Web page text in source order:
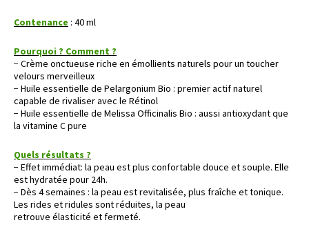
Contenance : 40 ml
Pourquoi ? Comment ?
− Crème onctueuse riche en émollients naturels pour un toucher
velours merveilleux
− Huile essentielle de Pelargonium Bio : premier actif naturel
capable de rivaliser avec le Rétinol
− Huile essentielle de Melissa Officinalis Bio : aussi antioxydant que
la vitamine C pure
Quels résultats ?
− Effet immédiat: la peau est plus confortable douce et souple. Elle
est hydratée pour 24h.
− Dès 4 semaines : la peau est revitalisée, plus fraîche et tonique.
Les rides et ridules sont réduites, la peau
retrouve élasticité et fermeté.